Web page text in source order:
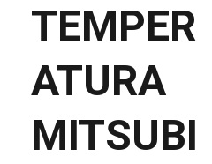
TEMPER
ATURA
MITSUBI